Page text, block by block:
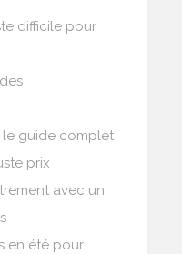
difficile pour
le guide complet
prix
avec un
en été pour